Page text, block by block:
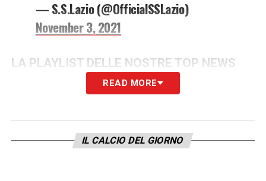
— S.S.Lazio (@OfficialSSLazio)
November 3, 2021
LA PLAYLIST DELLE NOSTRE TOP NEWS
READ MORE
IL CALCIO DEL GIORNO